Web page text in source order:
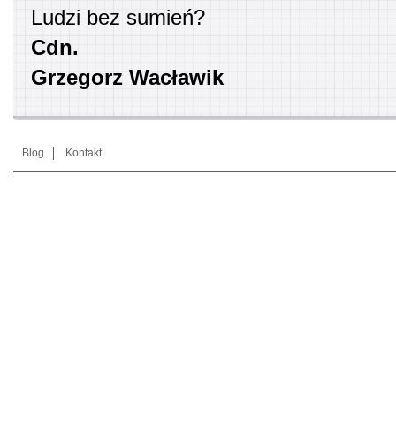
Ludzi bez sumień?
Cdn.
Grzegorz Wacławik
Blog Kontakt